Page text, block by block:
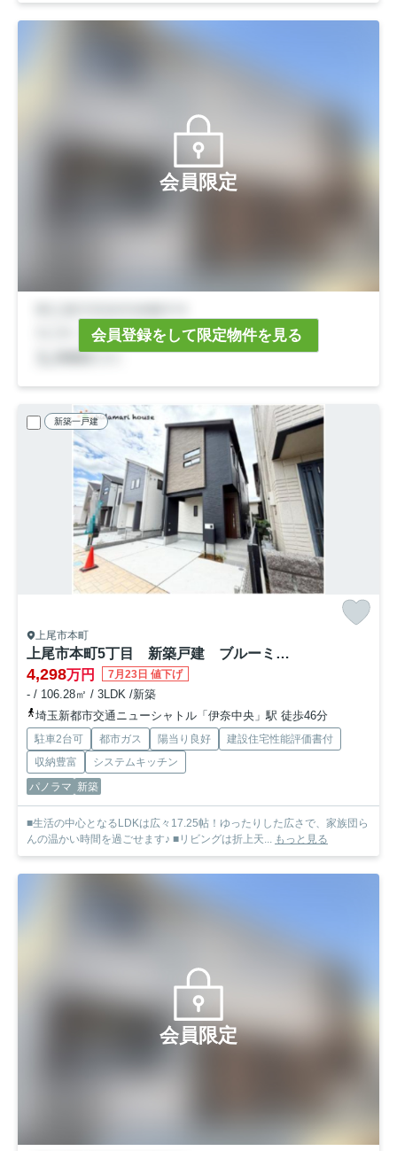
会員限定
会員登録をして限定物件を見る
新築一戸建
上尾市本町
上尾市本町5丁目 新築戸建 ブルーミング01
4,298万円 7月23日 値下げ
- / 106.28㎡ / 3LDK /新築
埼玉新都市交通ニューシャトル「伊奈中央」駅 徒歩46分
駐車2台可 都市ガス 陽当り良好
建設住宅性能評価書付
収納豊富
システムキッチン
パノラマ 新築
■生活の中心となるLDKは広々17.25帖！ゆったりした広さで、家族団ら
んの温かい時間を過ごせます♪ ■リビングは折上天...
もっと見る
会員限定